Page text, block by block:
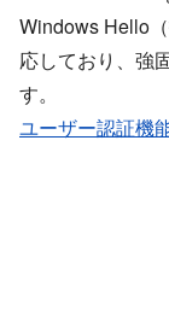
Windows Hello
応しており、強
す。
ユーザー認証